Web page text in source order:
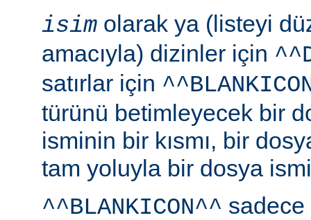
isim olarak ya (listeyi
amacıyla) dizinler için
satırlar için
türünü betimleyecek bir
isminin bir kısmı, bir
tam yoluyla bir dosya
^^BLANKICON^^